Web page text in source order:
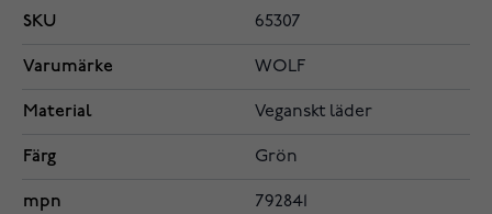
SKU 65307
Varumärke WOLF
Material Veganskt läder
Färg Grön
mpn 792841